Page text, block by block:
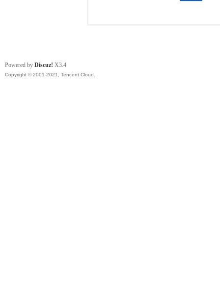
Powered by Discuz! X3.4
Copyright © 2001-2021, Tencent Cloud.